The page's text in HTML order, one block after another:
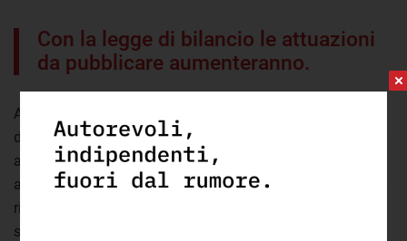
Con la legge di bilancio le attuazioni
da pubblicare aumenteranno.
A questo si deve aggiungere il fatto che entro la fine
dell’anno dovrà essere approvata la
atto che storicamente richiede una grande quantità di
attuazioni. Quella dello scorso anno, ad esempio, ne aveva
richiesti 150. Mentre nell’anno ancora precedente erano
stati 134. Da ciò è lecito attendersi che, a breve, il numero